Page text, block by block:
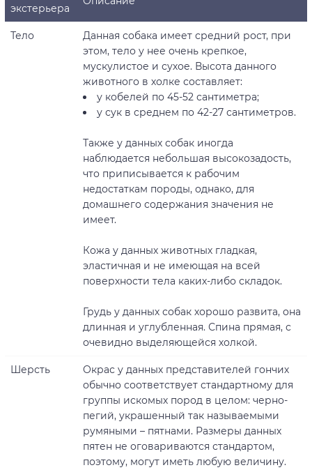
экстерьера
Тело
Данная собака имеет средний рост, при
этом, тело у нее очень крепкое,
мускулистое и сухое. Высота данного
животного в холке составляет:
у кобелей по 45-52 сантиметра;
у сук в среднем по 42-27 сантиметров.
Также у данных собак иногда
наблюдается небольшая высокозадость,
что приписывается к рабочим
недостаткам породы, однако, для
домашнего содержания значения не
имеет.
Кожа у данных животных гладкая,
эластичная и не имеющая на всей
поверхности тела каких-либо складок.
Грудь у данных собак хорошо развита, она
длинная и углубленная. Спина прямая, с
очевидно выделяющейся холкой.
Шерсть
Окрас у данных представителей гончих
обычно соответствует стандартному для
группы искомых пород в целом: черно-
пегий, украшенный так называемыми
румяными – пятнами. Размеры данных
пятен не оговариваются стандартом,
поэтому, могут иметь любую величину.